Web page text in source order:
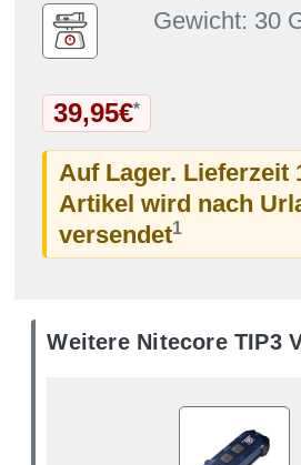
Gewicht: 30
39,95€*
Auf Lager. Lieferzeit
Artikel wird nach
versendet1
Weitere Nitecore TIP3